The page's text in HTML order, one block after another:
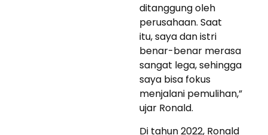
ditanggung oleh
perusahaan. Saat
itu, saya dan istri
benar-benar merasa
sangat lega, sehingga
saya bisa fokus
menjalani pemulihan,”
ujar Ronald.
Di tahun 2022, Ronald